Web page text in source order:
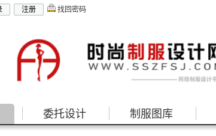
找回密码
委托设计 制服图库